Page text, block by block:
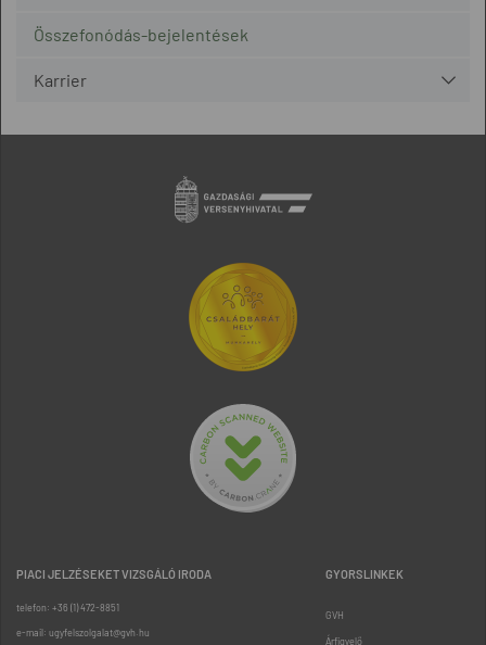
Összefonódás-bejelentések
Karrier
PIACI JELZÉSEKET VIZSGÁLÓ IRODA
telefon: +36 (1) 472-8851
e-mail: ugyfelszolgalat@gvh.hu
GYORSLINKEK
GVH
Árfigyelő